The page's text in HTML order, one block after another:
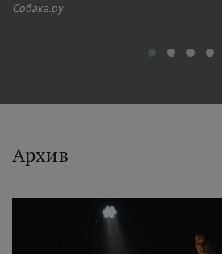
Собака.ру
Архив